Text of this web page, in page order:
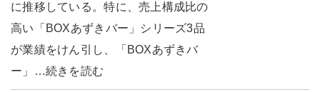
に推移している。特に、売上構成比の
高い「BOXあずきバー」シリーズ3品
が業績をけん引し、「BOXあずきバ
ー」…続きを読む